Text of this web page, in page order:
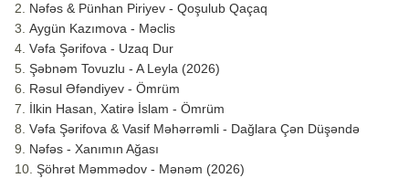
Nəfəs & Pünhan Piriyev - Qoşulub Qaçaq
Aygün Kazımova - Məclis
Vəfa Şərifova - Uzaq Dur
Şəbnəm Tovuzlu - A Leyla (2026)
Rəsul Əfəndiyev - Ömrüm
İlkin Hasan, Xatirə İslam - Ömrüm
Vəfa Şərifova & Vasif Məhərrəmli - Dağlara Çən Düşəndə
Nəfəs - Xanımın Ağası
Şöhrət Məmmədov - Mənəm (2026)